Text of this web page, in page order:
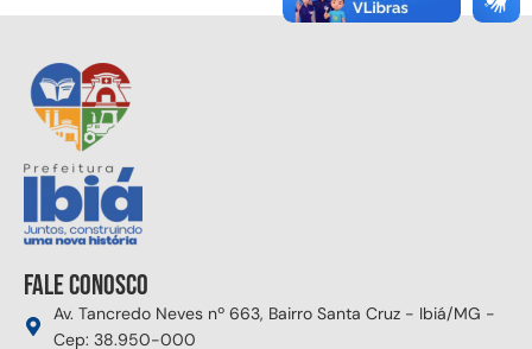
Fale conosco
Av. Tancredo Neves nº 663, Bairro Santa Cruz - Ibiá/MG -
Cep: 38.950-000